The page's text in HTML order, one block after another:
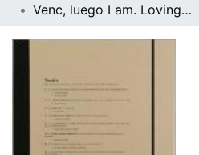
Venc, luego I am. Loving Barbara